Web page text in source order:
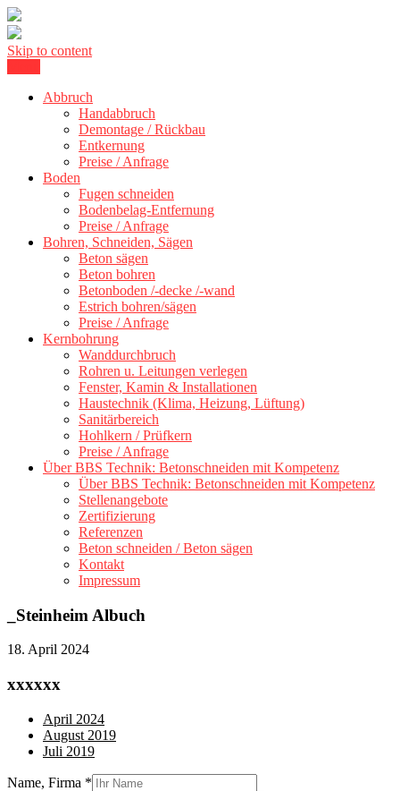
Skip to content
Betonschneiden Stuttgart
+ 300 kmAbbruch
Handabbruch
Demontage / Rückbau
Entkernung
Preise / Anfrage
Boden
Fugen schneiden
Bodenbelag-Entfernung
Preise / Anfrage
Bohren, Schneiden, Sägen
Beton sägen
Beton bohren
Betonboden /-decke /-wand
Estrich bohren/sägen
Preise / Anfrage
Kernbohrung
Wanddurchbruch
Rohren u. Leitungen verlegen
Fenster, Kamin & Installationen
Haustechnik (Klima, Heizung, Lüftung)
Sanitärbereich
Hohlkern / Prüfkern
Preise / Anfrage
Über BBS Technik: Betonschneiden mit Kompetenz
Über BBS Technik: Betonschneiden mit Kompetenz
Stellenangebote
Zertifizierung
Referenzen
Beton schneiden / Beton sägen
Kontakt
Impressum
_Steinheim Albuch
18. April 2024
xxxxxx
April 2024
August 2019
Juli 2019
Name, Firma *